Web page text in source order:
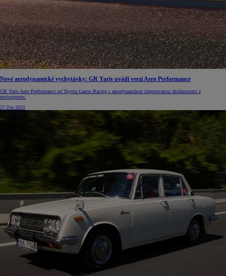
Nové aerodynamické vychytávky: GR Yaris uvádí verzi Aero Performance
GR Yaris Aero Performance od Toyota Gazoo Racing s aerodynamikou inspirovanou zkušenostmi z
motorsportu.
27 čvn 2025